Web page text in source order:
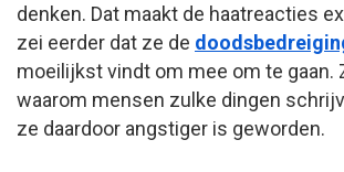
denken. Dat maakt de haatreacties
zei eerder dat ze de
moeilijkst vindt om mee om te gaan.
waarom mensen zulke dingen
ze daardoor angstiger is geworden.